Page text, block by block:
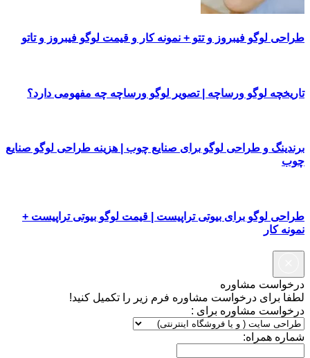
طراحی لوگو فیبروز و تتو + نمونه کار و قیمت لوگو فیبروز و تاتو
تاریخچه لوگو ورساچه | تصویر لوگو ورساچه چه مفهومی دارد؟
برندینگ و طراحی لوگو برای صنایع چوب | هزینه طراحی لوگو صنایع
چوب
طراحی لوگو برای بیوتی تراپیست | قیمت لوگو بیوتی تراپیست +
نمونه کار
درخواست مشاوره
لطفا برای درخواست مشاوره فرم زیر را تکمیل کنید!
درخواست مشاوره برای :
شماره همراه: